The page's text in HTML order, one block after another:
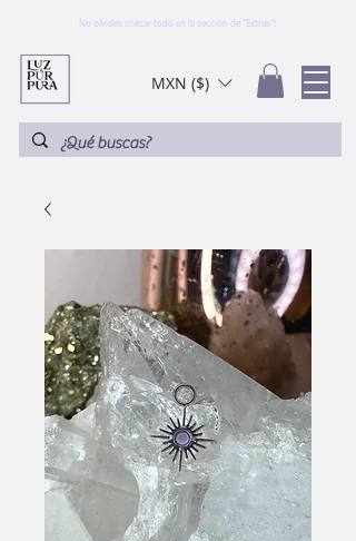
No olvides checar todo en la sección de "Extras"!
MXN ($)